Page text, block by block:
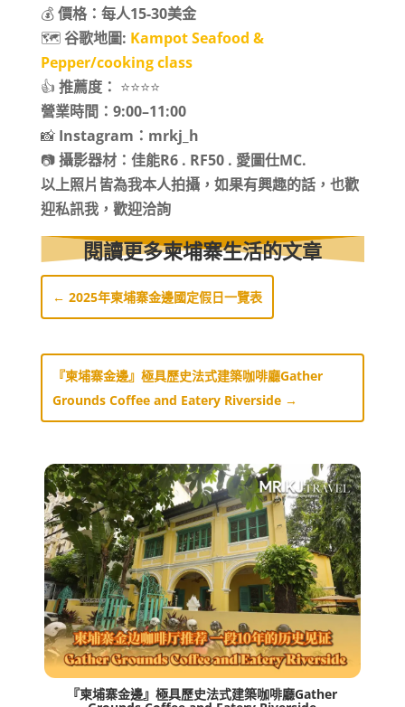
💰價格：每人15-30美金
🗺️谷歌地圖: Kampot Seafood &
Pepper/cooking class
👍 推薦度： ⭐️⭐️⭐️⭐️
營業時間：9:00–11:00
📸Instagram：mrkj_h
📷攝影器材：佳能R6 . RF50 . 愛圖仕MC.
以上照片皆為我本人拍攝，如果有興趣的話，也歡
迎私訊我，歡迎洽詢
閱讀更多柬埔寨生活的文章
← 2025年柬埔寨金邊國定假日一覽表
『柬埔寨金邊』極具歷史法式建築咖啡廳Gather
Grounds Coffee and Eatery Riverside→
『柬埔寨金邊』極具歷史法式建築咖啡廳Gather